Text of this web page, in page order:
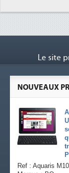
Le site
NOUVEAUX
Ref : Aquaris M10